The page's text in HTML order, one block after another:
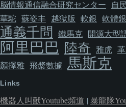
脳情報通信融合研究センター
自
華駝 蘇姿丰 越獄版 軟銀 軟體
通義千問 鐵馬克 開源大型
阿里巴巴 陸奇 雅虎
顏擇雅 飛槳數據 馬斯克
Links
機器人叫獸Youtube頻道 | 暴龍隊